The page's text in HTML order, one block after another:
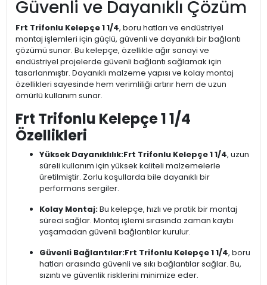
Güvenli ve Dayanıklı Çözüm
Frt Trifonlu Kelepçe 1 1/4, boru hatları ve endüstriyel
montaj işlemleri için güçlü, güvenli ve dayanıklı bir bağlantı
çözümü sunar. Bu kelepçe, özellikle ağır sanayi ve
endüstriyel projelerde güvenli bağlantı sağlamak için
tasarlanmıştır. Dayanıklı malzeme yapısı ve kolay montaj
özellikleri sayesinde hem verimliliği artırır hem de uzun
ömürlü kullanım sunar.
Frt Trifonlu Kelepçe 1 1/4
Özellikleri
Yüksek Dayanıklılık:Frt Trifonlu Kelepçe 1 1/4, uzun
süreli kullanım için yüksek kaliteli malzemelerle
üretilmiştir. Zorlu koşullarda bile dayanıklı bir
performans sergiler.
Kolay Montaj:Bu kelepçe, hızlı ve pratik bir montaj
süreci sağlar. Montaj işlemi sırasında zaman kaybı
yaşamadan güvenli bağlantılar kurulur.
Güvenli Bağlantılar:Frt Trifonlu Kelepçe 1 1/4, boru
hatları arasında güvenli ve sıkı bağlantılar sağlar. Bu,
sızıntı ve güvenlik risklerini minimize eder.